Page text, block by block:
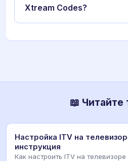
Xtream Codes?
📖 Читайте
Настройка ITV на
инструкция
Как настроить ITV на